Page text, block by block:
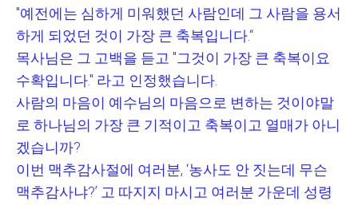
"예전에는 심하게 미워했던 사람인데 그 사람을 용서
하게 되었던 것이 가장 큰 축복입니다.“
목사님은 그 고백을 듣고 "그것이 가장 큰 축복이요
수확입니다." 라고 인정했습니다
사람의 마음이 예수님의 마음으로 변하는 것이야말
로 하나님의 가장 큰 기적이고 축복이고 열매가 아니
겠습니까?
이번 맥추감사절에 여러분, ‘농사도 안 짓는데 무슨
맥추감사냐?’ 고 따지지 마시고 여러분 가운데 성령